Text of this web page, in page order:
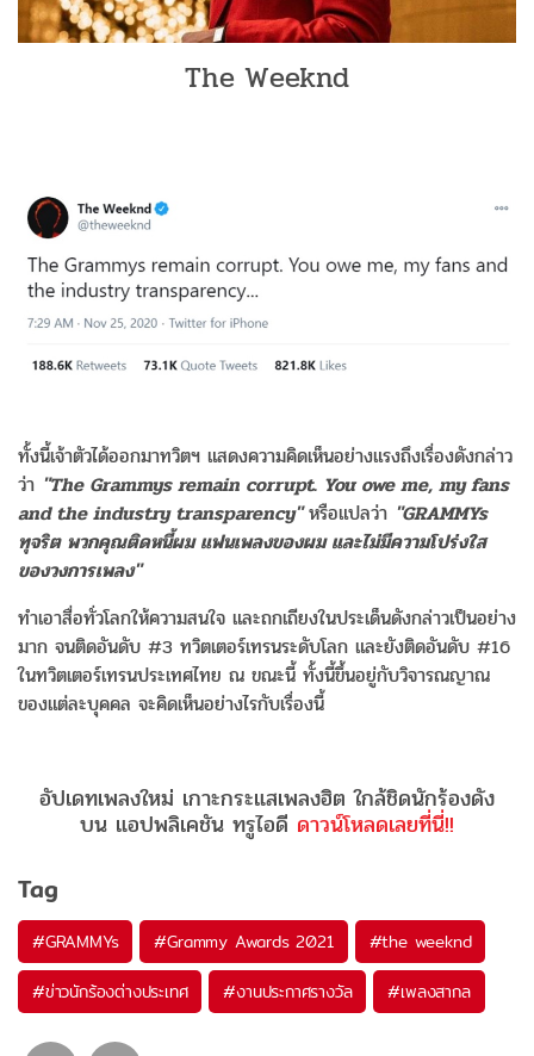
The Weeknd
ทั้งนี้เจ้าตัวได้ออกมาทวิตฯ แสดงความคิดเห็นอย่างแรงถึงเรื่องดังกล่าว
ว่า "The Grammys remain corrupt. You owe me, my fans
and the industry transparency"หรือแปลว่า "GRAMMYs
ทุจริต พวกคุณติดหนี้ผม แฟนเพลงของผม และไม่มีความโปร่งใส
ของวงการเพลง"
ทำเอาสื่อทั่วโลกให้ความสนใจ และถกเถียงในประเด็นดังกล่าวเป็นอย่าง
มาก จนติดอันดับ #3 ทวิตเตอร์เทรนระดับโลก และยังติดอันดับ #16
ในทวิตเตอร์เทรนประเทศไทย ณ ขณะนี้ ทั้งนี้ขึ้นอยู่กับวิจารณญาณ
ของแต่ละบุคคล จะคิดเห็นอย่างไรกับเรื่องนี้
อัปเดทเพลงใหม่ เกาะกระแสเพลงฮิต ใกล้ชิดนักร้องดัง
บน แอปพลิเคชัน ทรูไอดี ดาวน์โหลดเลยที่นี่!!
Tag
#GRAMMYs #Grammy Awards 2021 #the weeknd
#ข่าวนักร้องต่างประเทศ #งานประกาศรางวัล #เพลงสากล